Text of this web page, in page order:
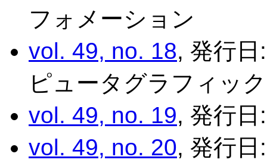
フォメーション
vol. 49, no. 18, 発行
ピュータグラフィッ
vol. 49, no. 19, 発行
vol. 49, no. 20, 発行